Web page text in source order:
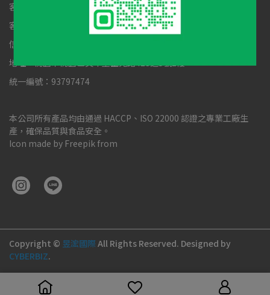
客服專線：03-3020416
客服時間：08:30-17:30
信箱：Yuhung1631@gmail.com
地址：桃園市桃園區文中里正光路423之5號2樓
統一編號：93797474
本公司所有產品均由通過 HACCP、ISO 22000 認證之專業工廠生
產，確保品質與食品安全。
Icon made by Freepik from
Copyright © 昱浤國際 All Rights Reserved. Designed by
CYBERBIZ.